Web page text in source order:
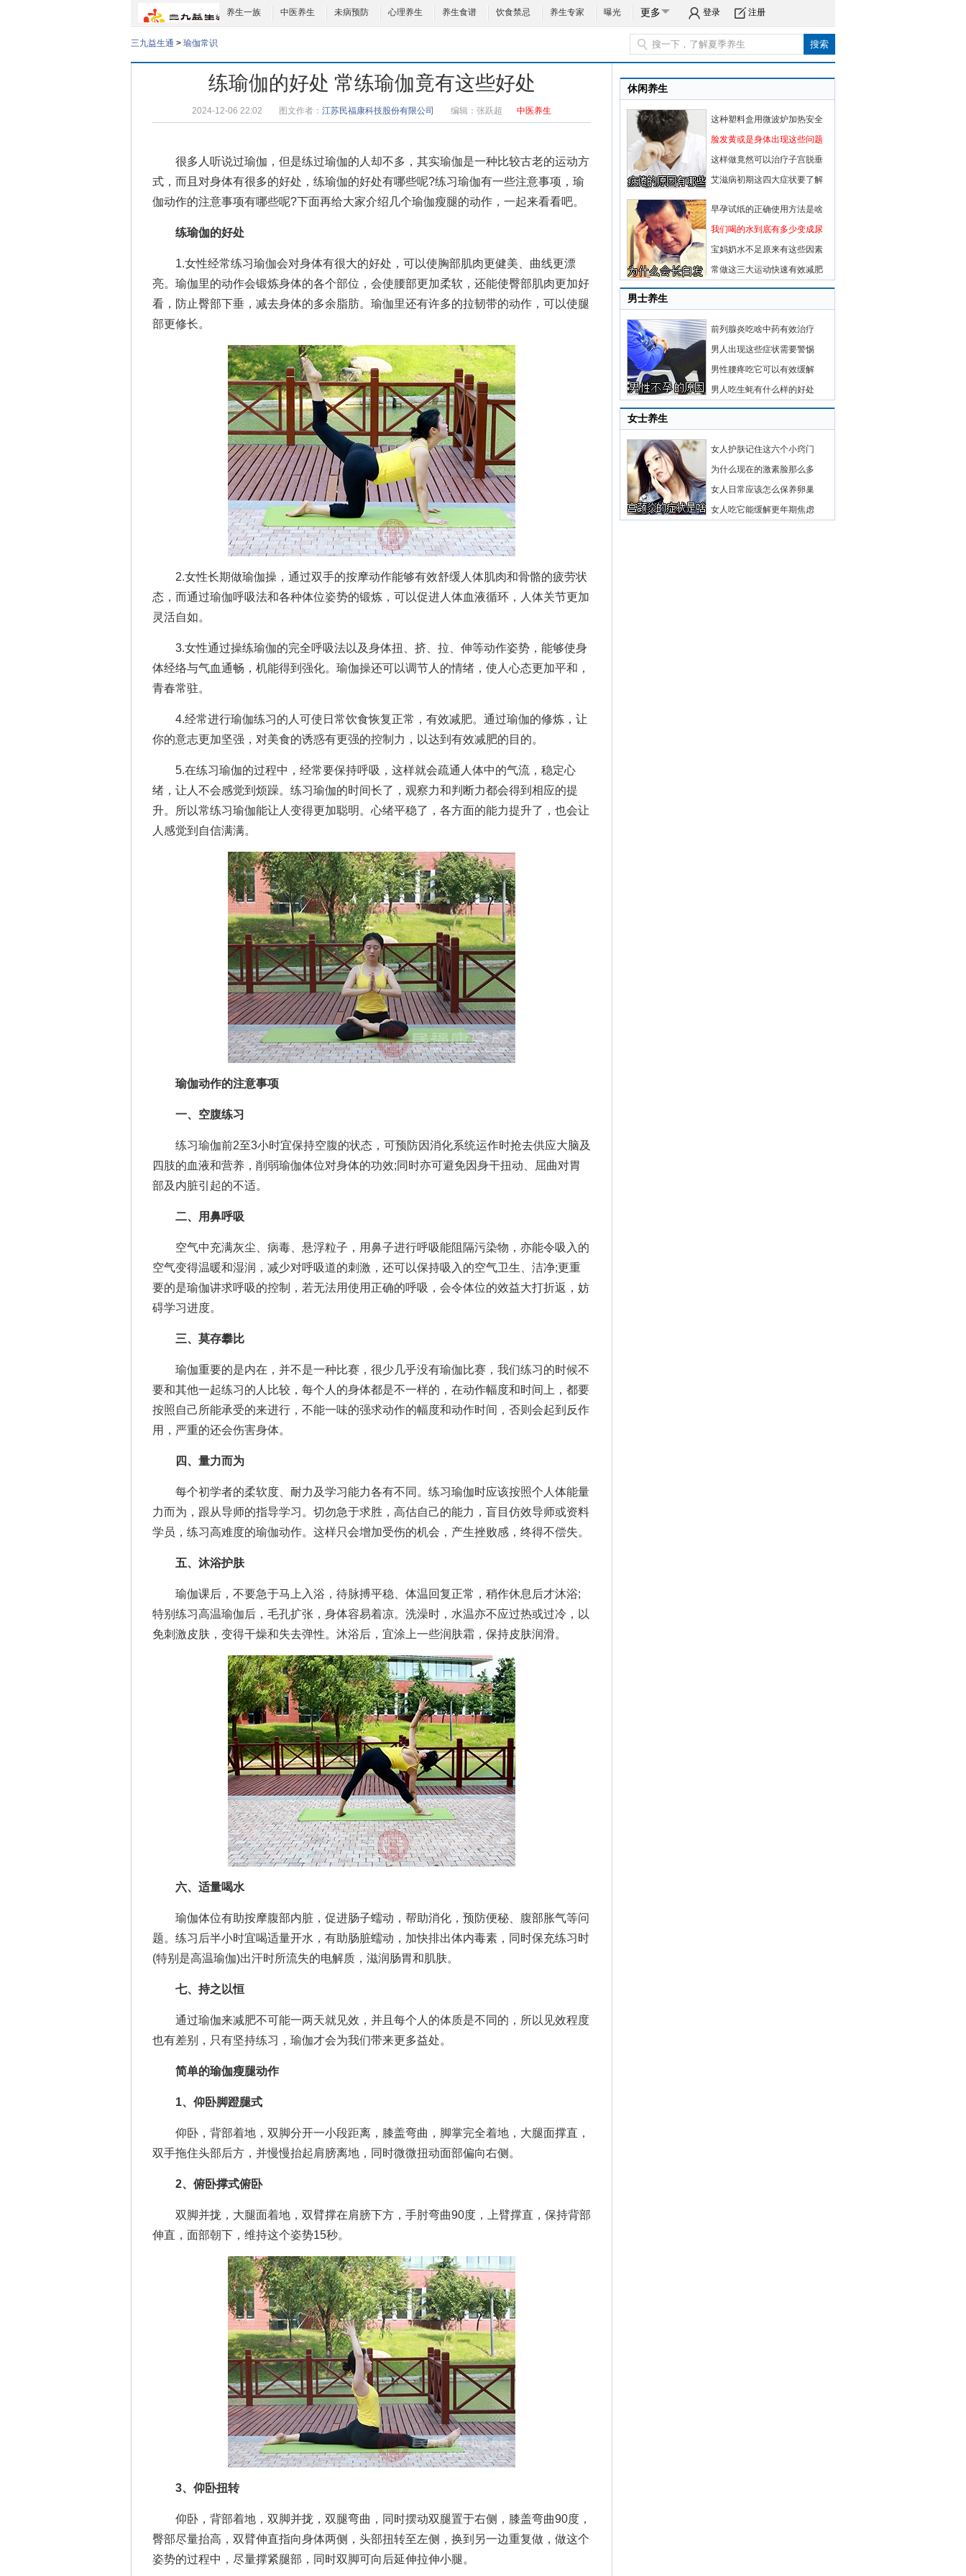
养生一族 中医养生 未病预防 心理养生 养生食谱 饮食禁忌 养生专家 曝光 更多 登录 注册
三九益生通 > 瑜伽常识
练瑜伽的好处 常练瑜伽竟有这些好处
2024-12-06 22:02 图文作者： 江苏民福康科技股份有限公司 编辑： 张跃超 中医养生
很多人听说过瑜伽，但是练过瑜伽的人却不多，其实瑜伽是一种比较古老的运动方
式，而且对身体有很多的好处， 练瑜伽的好处有哪些呢?练习瑜伽有一些注意事项， 瑜
伽动作的注意事项有哪些呢?下面再给大家介绍几个瑜伽瘦腿的动作，一起来看看吧。
练瑜伽的好处
1.女性经常练习瑜伽会对身体有很大的好处，可以使胸部肌肉更健美、曲线更漂
亮。瑜伽里的动作会锻炼身体的各个部位，会使腰部更加柔软，还能使臀部肌肉更加好
看，防止臀部下垂，减去身体的多余脂肪。瑜伽里还有许多的拉韧带的动作，可以使腿
部更修长。
2.女性长期做瑜伽操，通过双手的按摩动作能够有效舒缓人体肌肉和骨骼的疲劳状
态，而通过瑜伽呼吸法和各种体位姿势的锻炼，可以促进人体血液循环，人体关节更加
灵活自如。
3.女性通过操练瑜伽的完全呼吸法以及身体扭、挤、拉、伸等动作姿势，能够使身
体经络与气血通畅，机能得到强化。瑜伽操还可以调节人的情绪，使人心态更加平和，
青春常驻。
4.经常进行瑜伽练习的人可使日常饮食恢复正常，有效减肥。通过瑜伽的修炼，让
你的意志更加坚强，对美食的诱惑有更强的控制力，以达到有效减肥的目的。
5.在练习瑜伽的过程中，经常要保持呼吸，这样就会疏通人体中的气流，稳定心
绪，让人不会感觉到烦躁。练习瑜伽的时间长了，观察力和判断力都会得到相应的提
升。所以常练习瑜伽能让人变得更加聪明。心绪平稳了，各方面的能力提升了，也会让
人感觉到自信满满。
瑜伽动作的注意事项
一、空腹练习
练习瑜伽前2至3小时宜保持空腹的状态，可预防因消化系统运作时抢去供应大脑及
四肢的血液和营养，削弱瑜伽体位对身体的功效;同时亦可避免因身干扭动、屈曲对胃
部及内脏引起的不适。
二、用鼻呼吸
空气中充满灰尘、病毒、悬浮粒子，用鼻子进行呼吸能阻隔污染物，亦能令吸入的
空气变得温暖和湿润，减少对呼吸道的刺激，还可以保持吸入的空气卫生、洁净;更重
要的是瑜伽讲求呼吸的控制，若无法用使用正确的呼吸，会令体位的效益大打折返，妨
碍学习进度。
三、莫存攀比
瑜伽重要的是内在，并不是一种比赛，很少几乎没有瑜伽比赛，我们练习的时候不
要和其他一起练习的人比较，每个人的身体都是不一样的，在动作幅度和时间上，都要
按照自己所能承受的来进行，不能一味的强求动作的幅度和动作时间，否则会起到反作
用，严重的还会伤害身体。
四、量力而为
每个初学者的柔软度、耐力及学习能力各有不同。练习瑜伽时应该按照个人体能量
力而为，跟从导师的指导学习。切勿急于求胜，高估自己的能力，盲目仿效导师或资料
学员，练习高难度的瑜伽动作。这样只会增加受伤的机会，产生挫败感，终得不偿失。
五、沐浴护肤
瑜伽课后，不要急于马上入浴，待脉搏平稳、体温回复正常，稍作休息后才沐浴;
特别练习高温瑜伽后，毛孔扩张，身体容易着凉。洗澡时，水温亦不应过热或过冷，以
免刺激皮肤，变得干燥和失去弹性。沐浴后，宜涂上一些润肤霜，保持皮肤润滑。
六、适量喝水
瑜伽体位有助按摩腹部内脏，促进肠子蠕动，帮助消化，预防便秘、腹部胀气等问
题。练习后半小时宜喝适量开水，有助肠脏蠕动，加快排出体内毒素，同时保充练习时
(特别是高温瑜伽)出汗时所流失的电解质，滋润肠胃和肌肤。
七、持之以恒
通过瑜伽来减肥不可能一两天就见效，并且每个人的体质是不同的，所以见效程度
也有差别，只有坚持练习，瑜伽才会为我们带来更多益处。
简单的瑜伽瘦腿动作
1、仰卧脚蹬腿式
仰卧，背部着地，双脚分开一小段距离，膝盖弯曲，脚掌完全着地，大腿面撑直，
双手拖住头部后方，并慢慢抬起肩膀离地，同时微微扭动面部偏向右侧。
2、俯卧撑式俯卧
双脚并拢，大腿面着地，双臂撑在肩膀下方，手肘弯曲90度，上臂撑直，保持背部
伸直，面部朝下，维持这个姿势15秒。
3、仰卧扭转
仰卧，背部着地，双脚并拢，双腿弯曲，同时摆动双腿置于右侧，膝盖弯曲90度，
臀部尽量抬高，双臂伸直指向身体两侧，头部扭转至左侧，换到另一边重复做，做这个
姿势的过程中，尽量撑紧腿部，同时双脚可向后延伸拉伸小腿。
休闲养生
这种塑料盒用微波炉加热安全
脸发黄或是身体出现这些问题
这样做竟然可以治疗子宫脱垂
艾滋病初期这四大症状要了解
早孕试纸的正确使用方法是啥
我们喝的水到底有多少变成尿
宝妈奶水不足原来有这些因素
常做这三大运动快速有效减肥
男士养生
前列腺炎吃啥中药有效治疗
男人出现这些症状需要警惕
男性腰疼吃它可以有效缓解
男人吃生蚝有什么样的好处
女士养生
女人护肤记住这六个小窍门
为什么现在的激素脸那么多
女人日常应该怎么保养卵巢
女人吃它能缓解更年期焦虑